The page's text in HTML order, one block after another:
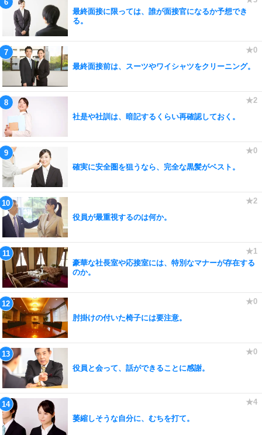
最終面接に限っては、誰が面接官になるか予想でき
る。
最終面接前は、スーツやワイシャツをクリーニング。
社是や社訓は、暗記するくらい再確認しておく。
確実に安全圏を狙うなら、完全な黒髪がベスト。
役員が最重視するのは何か。
豪華な社長室や応接室には、特別なマナーが存在する
のか。
肘掛けの付いた椅子には要注意。
役員と会って、話ができることに感謝。
萎縮しそうな自分に、むちを打て。